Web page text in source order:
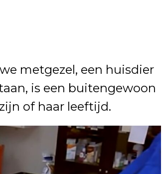
metgezel, een huisdier
is een buitengewoon
of haar leeftijd.